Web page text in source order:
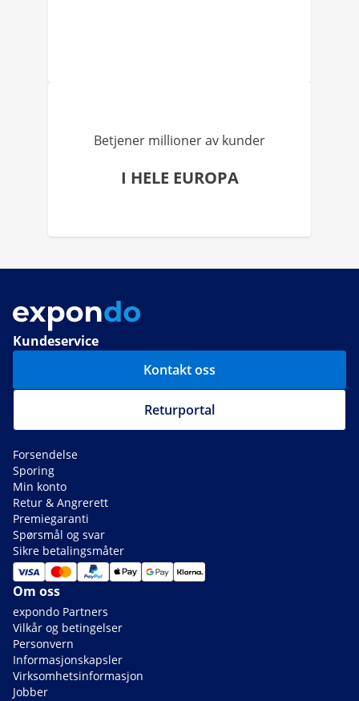
Betjener millioner av kunder
I HELE EUROPA
Kundeservice
Kontakt oss
Returportal
Forsendelse
Sporing
Min konto
Retur & Angrerett
Premiegaranti
Spørsmål og svar
Sikre betalingsmåter
Om oss
expondo Partners
Vilkår og betingelser
Personvern
Informasjonskapsler
Virksomhetsinformasjon
Jobber